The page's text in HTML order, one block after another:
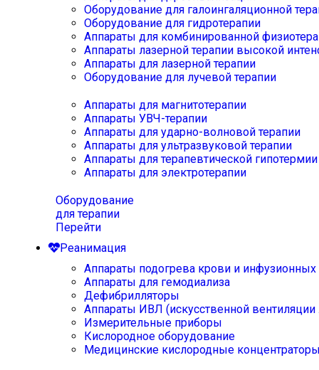
Оборудование для галоингаляционной
Оборудование для гидротерапии
Аппараты для комбинированной
Аппараты лазерной терапии высокой
Аппараты для лазерной терапии
Оборудование для лучевой терапии
Аппараты для магнитотерапии
Аппараты УВЧ-терапии
Аппараты для ударно-волновой терапии
Аппараты для ультразвуковой терапии
Аппараты для терапевтической
Аппараты для электротерапии
Оборудование
для терапии
Перейти
Реанимация
Аппараты подогрева крови и инфузионных
Аппараты для гемодиализа
Дефибрилляторы
Аппараты ИВЛ (искусственной вентиляции
Измерительные приборы
Кислородное оборудование
Медицинские кислородные